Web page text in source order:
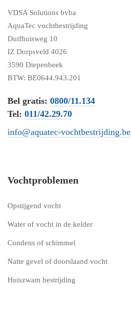
VDSA Solutions bvba
AquaTec vochtbestrijding
Duifhuisweg 10
IZ Dorpsveld 4026
3590 Diepenbeek
BTW: BE0644.943.201
Bel gratis: 0800/11.134
Tel: 011/42.29.70
info@aquatec-vochtbestrijding.be
Vochtproblemen
Opstijgend vocht
Water of vocht in de kelder
Condens of schimmel
Natte gevel of doorslaand vocht
Huiszwam bestrijding